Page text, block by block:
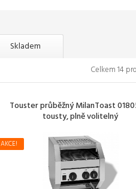
Skladem
Celkem 14
Touster průběžný MilanToast
tousty, plně volitelný
AKCE!